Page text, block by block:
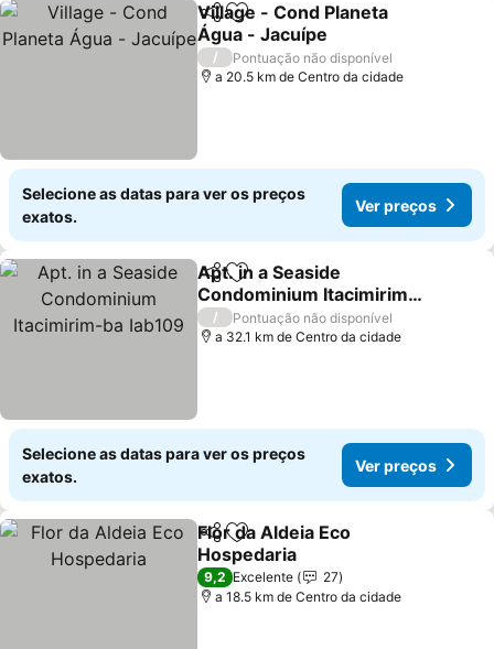
PartilharAdicionar aos favoritos
Village - Cond Planeta
Água - Jacuípe
Ver preços
/
Pontuação não disponível
a 20.5 km de Centro da cidade
Selecione as datas para ver os preços
exatos.
Ver preços
PartilharAdicionar aos favoritos
Apt. in a Seaside
Condominium Itacimirim-
ba Iab109
Ver preços
/
Pontuação não disponível
a 32.1 km de Centro da cidade
Selecione as datas para ver os preços
exatos.
Ver preços
PartilharAdicionar aos favoritos
Flor da Aldeia Eco
Hospedaria
Ver preços
9,2 Excelente
27
a 18.5 km de Centro da cidade